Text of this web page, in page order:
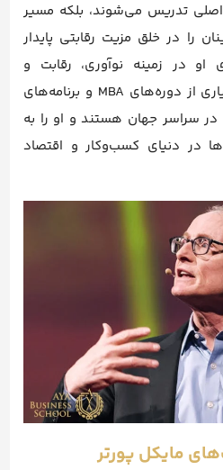
اصلی تدریس می‌شوند، بلکه مسیر
را در خلق مزیت رقابتی پایدار
او در زمینه نوآوری، رقابت و
استراتژی، پایه و اساس بسیاری از دوره‌های MBA و برنامه‌های
در سراسر جهان هستند و او را به
در دنیای کسب‌وکار و اقتصاد
مایکل پورتر